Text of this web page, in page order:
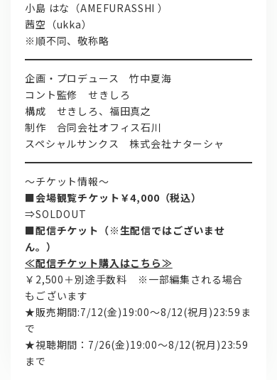
小島 はな（AMEFURASSHI ）
茜空（ukka）
※順不同、敬称略
企画・プロデュース 竹中夏海
コント監修 せきしろ
構成 せきしろ、福田真之
制作 合同会社オフィス石川
スペシャルサンクス 株式会社ナターシャ
～チケット情報～
■会場観覧チケット￥4,000（税込）
⇒SOLDOUT
■配信チケット（※生配信ではございませ
ん。）
≪配信チケット購入はこちら≫
￥2,500＋別途手数料 ※一部編集される場合
もございます
★販売期間:7/12(金)19:00～8/12(祝月)23:59ま
で
★視聴期間：7/26(金)19:00～8/12(祝月)23:59
まで